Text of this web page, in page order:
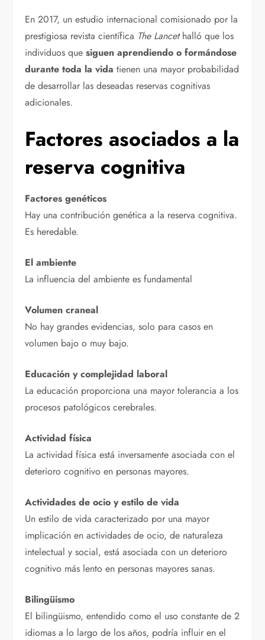
En 2017, un estudio internacional comisionado por la
prestigiosa revista científica The Lancethalló que los
individuos quesiguen aprendiendo o formándose
durante toda la vida tienen una mayor probabilidad
de desarrollar las deseadas reservas cognitivas
adicionales.
Factores asociados a la
reserva cognitiva
Factores genéticos
Hay una contribución genética a la reserva cognitiva.
Es heredable.
El ambiente
La influencia del ambiente es fundamental
Volumen craneal
No hay grandes evidencias, solo para casos en
volumen bajo o muy bajo.
Educación y complejidad laboral
La educación proporciona una mayor tolerancia a los
procesos patológicos cerebrales.
Actividad física
La actividad física está inversamente asociada con el
deterioro cognitivo en personas mayores.
Actividades de ocio y estilo de vida
Un estilo de vida caracterizado por una mayor
implicación en actividades de ocio, de naturaleza
intelectual y social, está asociada con un deterioro
cognitivo más lento en personas mayores sanas.
Bilingüismo
El bilingüismo, entendido como el uso constante de 2
idiomas a lo largo de los años, podría influir en el